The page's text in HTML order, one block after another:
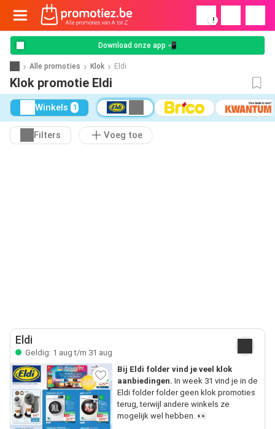
!
Download onze app 📲
Alle promoties Klok Eldi
Klok promotie Eldi
Winkels 1
Filters Voeg toe
Eldi
Geldig: 1 aug t/m 31 aug
Bij Eldi folder vind je veel klok
aanbiedingen. In week 31 vind je in de
Eldi folder folder geen klok promoties
terug, terwijl andere winkels ze
mogelijk wel hebben. 👀